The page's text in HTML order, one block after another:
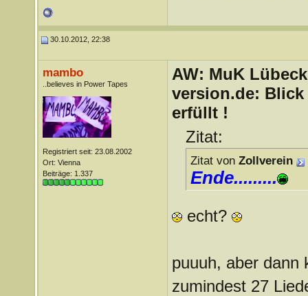
30.10.2012, 22:38
mambo
..believes in Power Tapes
Registriert seit: 23.08.2002
Ort: Vienna
Beiträge: 1.337
AW: MuK
version.de: Blick
erfüllt !
Zitat:
Zitat von Zollverein
Ende.........
echt?
puuuh, aber dann
zumindest 27